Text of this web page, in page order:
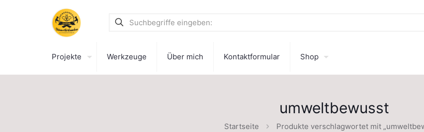
Projekte Werkzeuge Über mich Kontaktformular Shop
umweltbewusst
Startseite Produkte verschlagwortet mit